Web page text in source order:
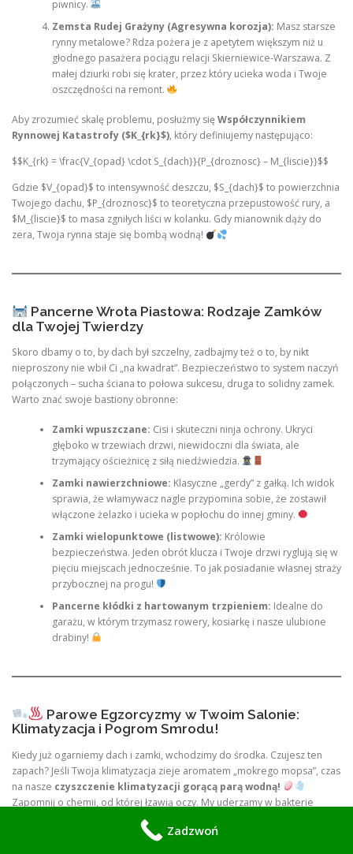
piwnicy.
Zemsta Rudej Grażyny (Agresywna korozja): Masz starsze
rynny metalowe? Rdza pożera je z apetytem większym niż u
głodnego pasażera pociągu relacji Skierniewice-Warszawa. Z
małej dziurki robi się krater, przez który ucieka woda i Twoje
oszczędności na remont.
Aby zrozumieć skalę problemu, posłużmy sięWspółczynnikiem
Rynnowej Katastrofy ($K_{rk}$), który definiujemy następująco:
$$K_{rk} = \frac{V_{opad} \cdot S_{dach}}{P_{droznosc} – M_{liscie}}$$
Gdzie $V_{opad}$ to intensywność deszczu, $S_{dach}$ to powierzchnia
Twojego dachu, $P_{droznosc}$ to teoretyczna przepustowość rury, a
$M_{liscie}$ to masa zgniłych liści w kolanku. Gdy mianownik dąży do
zera, Twoja rynna staje się bombą wodną!
Pancerne Wrota Piastowa: Rodzaje Zamków
dla Twojej Twierdzy
Skoro dbamy o to, by dach był szczelny, zadbajmy też o to, by nikt
nieproszony nie wbił Ci „na kwadrat”. Bezpieczeństwo to system naczyń
połączonych – sucha ściana to połowa sukcesu, druga to solidny zamek.
Warto znać swoje bastiony obronne:
Zamki wpuszczane: Cisi i skuteczni ninja ochrony. Ukryci
głęboko w trzewiach drzwi, niewidoczni dla świata, ale
trzymający ościeżnicę z siłą niedźwiedzia.
Zamki nawierzchniowe: Klasyczne „gerdy” z gałką. Ich widok
sprawia, że włamywacz nagle przypomina sobie, że zostawił
włączone żelazko i ucieka w popłochu do innej gminy.
Zamki wielopunktowe (listwowe): Królowie
bezpieczeństwa. Jeden obrót klucza i Twoje drzwi ryglują się w
pięciu miejscach jednocześnie. To jak posiadanie własnej straży
przybocznej na progu!
Pancerne kłódki z hartowanym trzpieniem: Idealne do
garażu, w którym trzymasz rowery, kosiarkę i nasze ulubione
drabiny!
Parowe Egzorcyzmy w Twoim Salonie:
Klimatyzacja i Pogrom Smrodu!
Kiedy już ogarniemy dach i zamki, wchodzimy do środka. Czujesz ten
zapach? Jeśli Twoja klimatyzacja zieje aromatem „mokrego mopsa”, czas
na nasze czyszczenie klimatyzacji gorącą parą wodną!
Zapomnij o chemii, od której łzawią oczy. My uderzamy w bakterie
wulkaniczną temperaturą, zostawiając po sobie ekologiczną czystość!
Morderstwo na Zapachu Tytoniu (Neutralizacja Smrodu na
Zadzwoń